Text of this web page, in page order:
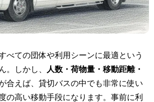
べての団体や利用シーンに最適という
。しかし、
人数・荷物量・移動距離・
合えば、貸切バスの中でも非常に使い
の高い移動手段になります。事前に利